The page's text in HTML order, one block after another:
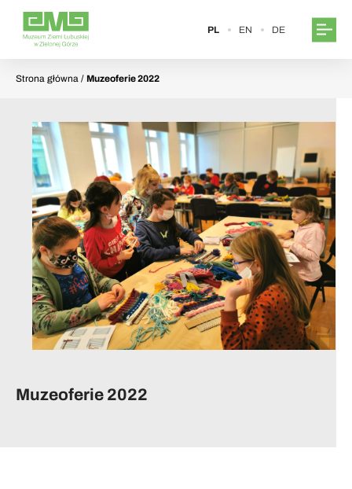
PL EN DE
Strona główna / Muzeoferie 2022
Muzeoferie 2022